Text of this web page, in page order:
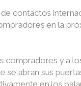
contactos
en la
compradores y a
abran sus
en los